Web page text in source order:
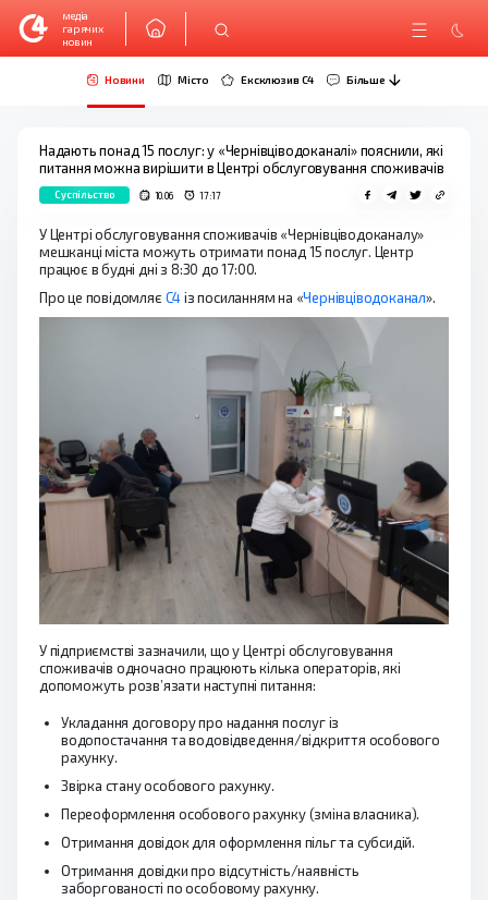
медіа
гарячих
новин
Новини Місто Ексклюзив C4 Більше
Надають понад 15 послуг: у «Чернівціводоканалі» пояснили, які
питання можна вирішити в Центрі обслуговування споживачів
Суспільство 10.06 17:17
У Центрі обслуговування споживачів «Чернівціводоканалу»
мешканці міста можуть отримати понад 15 послуг. Центр
працює в будні дні з 8:30 до 17:00.
Про це повідомляє С4із посиланням на «Чернівціводоканал».
У підприємстві зазначили, що у Центрі обслуговування
споживачів одночасно працюють кілька операторів, які
допоможуть розв’язати наступні питання:
Укладання договору про надання послуг із
водопостачання та водовідведення/відкриття особового
рахунку.
Звірка стану особового рахунку.
Переоформлення особового рахунку (зміна власника).
Отримання довідок для оформлення пільг та субсидій.
Отримання довідки про відсутність/наявність
заборгованості по особовому рахунку.